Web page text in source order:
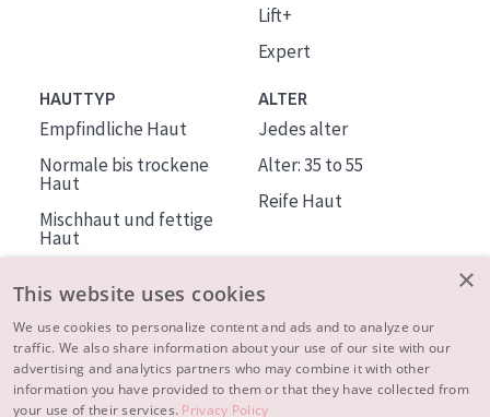
Lift+
Expert
HAUTTYP
Empfindliche Haut
Normale bis trockene
Haut
Mischhaut und fettige
Haut
Haut
ALTER
Jedes alter
Alter: 35 to 55
Reife Haut
ÜBER DIADERMINE
Mehr über uns
×
This website uses cookies
We use cookies to personalize content and ads and to analyze our
traffic. We also share information about your use of our site with our
advertising and analytics partners who may combine it with other
information you have provided to them or that they have collected from
your use of their services. Privacy Policy